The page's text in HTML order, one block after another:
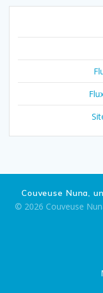
Couveuse Nuna,
© 2026 Couveuse